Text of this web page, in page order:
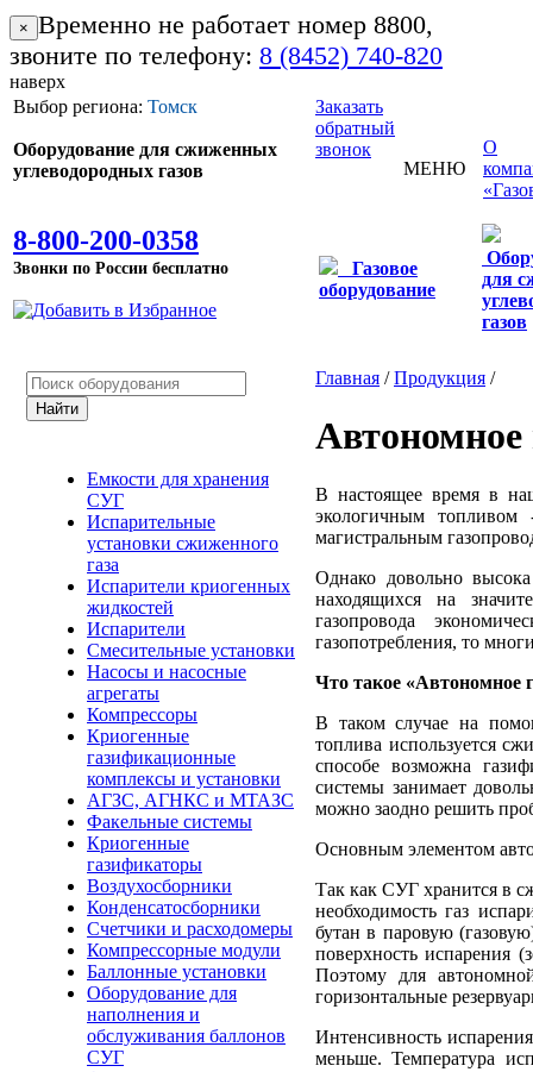
× Временно не работает номер 8800,
звоните по телефону: 8 (8452) 740-820
наверх
Выбор региона: Томск
Оборудование для сжиженных
углеводородных газов
8-800-200-0358
Звонки по России бесплатно
Заказать
обратный
звонок
МЕНЮ
О
Газовое
оборудование
для
газов
Емкости для хранения
СУГ
Испарительные
установки сжиженного
газа
Испарители криогенных
жидкостей
Испарители
Смесительные установки
Насосы и насосные
агрегаты
Компрессоры
Криогенные
газификационные
комплексы и установки
АГЗС, АГНКС и МТАЗС
Факельные системы
Криогенные
газификаторы
Воздухосборники
Конденсатосборники
Счетчики и расходомеры
Компрессорные модули
Баллонные установки
Оборудование для
наполнения и
обслуживания баллонов
СУГ
Главная /Продукция /
Автономное
В настоящее время в
экологичным
магистральным
Однако довольно
находящихся на
газопровода
газопотребления, то
Что такое «Автономное
В таком случае на
топлива используется
способе возможна
системы занимает
можно заодно решить
Основным элементом
Так как СУГ хранится в
необходимость газ
бутан в паровую
поверхность испарения
Поэтому для
горизонтальные
Интенсивность
меньше. Температура